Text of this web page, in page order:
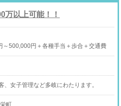
万以上可能！！
～500,000円＋各種手当＋歩合＋交通費
、女子管理など多岐にわたります。
仕事が貴方を待っています！！
町